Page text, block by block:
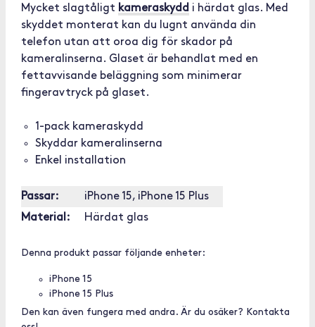
Mycket slagtåligt kameraskydd i härdat glas. Med
skyddet monterat kan du lugnt använda din
telefon utan att oroa dig för skador på
kameralinserna. Glaset är behandlat med en
fettavvisande beläggning som minimerar
fingeravtryck på glaset.
1-pack kameraskydd
Skyddar kameralinserna
Enkel installation
Passar:
iPhone 15, iPhone 15 Plus
Material:
Härdat glas
Denna produkt passar följande enheter:
iPhone 15
iPhone 15 Plus
Den kan även fungera med andra. Är du osäker? Kontakta